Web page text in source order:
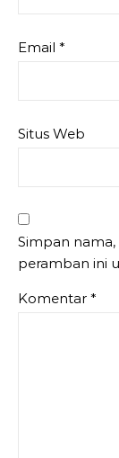
Email *
Situs Web
Simpan nama,
peramban ini
Komentar *